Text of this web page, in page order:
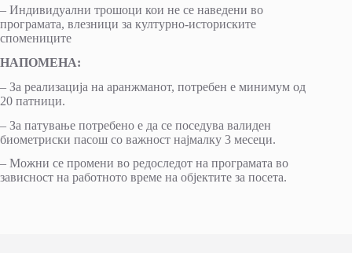
– Индивидуални трошоци кои не се наведени во
програмата, влезници за културно-историските
спомениците
НАПОМЕНА:
– За реализација на аранжманот, потребен е минимум од
20 патници.
– За патување потребено е да се поседува валиден
биометриски пасош со важност најмалку 3 месеци.
– Можни се промени во редоследот на програмата во
зависност на работното време на објектите за посета.